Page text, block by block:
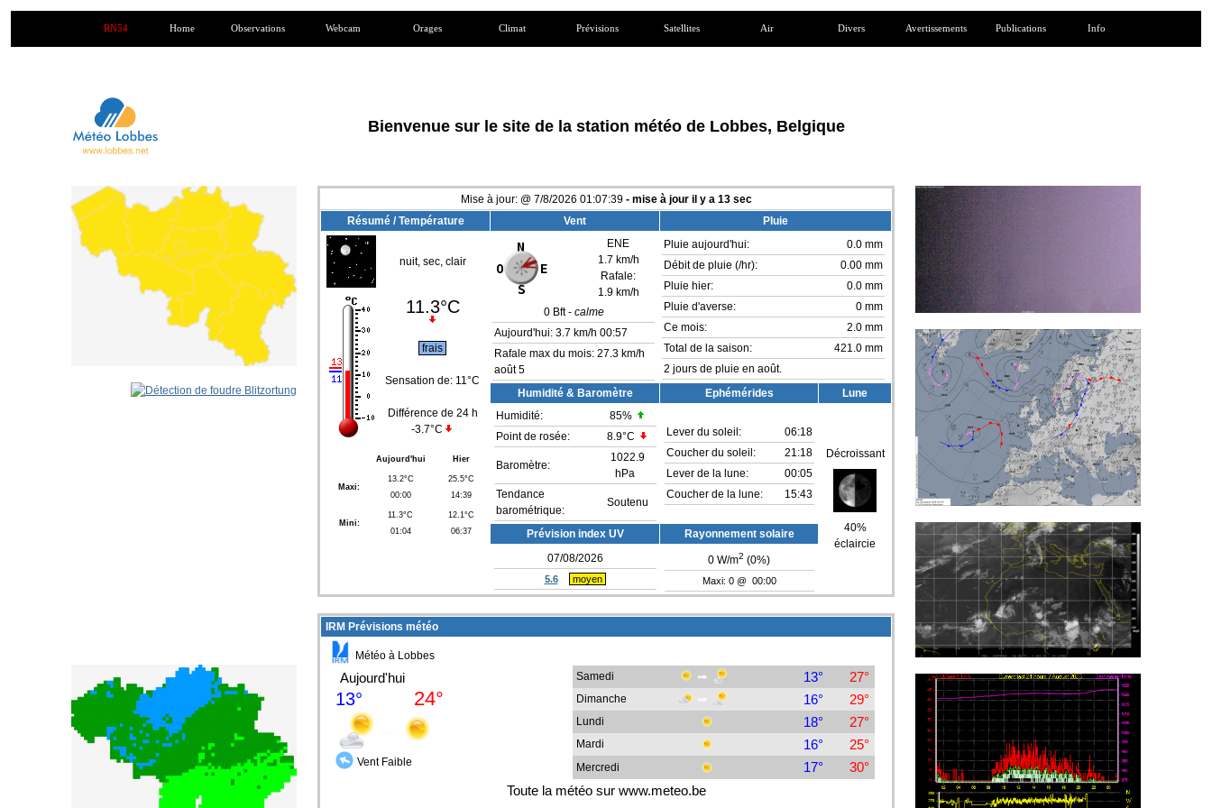
RN54 Home Observations Webcam Orages Climat Prévisions Satellites Air Divers Avertissements Publications Info
Bienvenue sur le site de la station météo de Lobbes, Belgique
Mise à jour:@ 7/8/2026 01:07:39 - mise à jour il y a 13sec
Résumé / Température
Vent Pluie
nuit, sec, clair
11.3°C
frais
Sensation de: 11°C
Différence de 24 h
-3.7°C
Aujourd'hui Hier
Maxi:
13.2°C
00:00
25.5°C
14:39
Mini:
11.3°C
01:04
12.1°C
06:37
ENE
1.7 km/h
Rafale:
1.9 km/h
0Bft - calme
Aujourd'hui: 3.7 km/h 00:57
Rafale max du mois: 27.3 km/h
août 5
Pluie aujourd'hui:
0.0 mm
Débit de pluie (/hr):
0.00 mm
Pluie hier:
0.0 mm
Pluie d'averse:
0 mm
Ce mois:
2.0 mm
Total de la saison:
421.0 mm
2 jours de pluie en août.
Humidité & Baromètre
Ephémérides
Lune
Humidité:
85%
Point de rosée:
8.9°C
Baromètre:
1022.9
hPa
Tendance
barométrique:
Soutenu
Lever du soleil:
06:18
Coucher du soleil:
21:18
Lever de la lune:
00:05
Coucher de la lune:
15:43
Décroissant
40%
éclaircie
Prévision index UV
Rayonnement solaire
07/08/2026
5.6 moyen
0 W/m2 (0%)
Maxi: 0 @ 00:00
IRM Prévisions météo